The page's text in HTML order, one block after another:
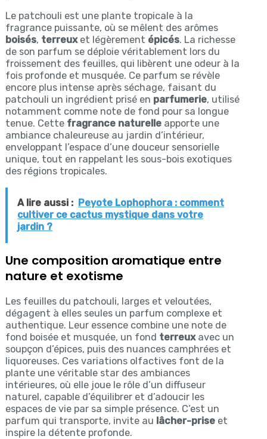
Le patchouli est une plante tropicale à la
fragrance puissante, où se mêlent des arômes
boisés, terreuxet légèrement épicés. La richesse
de son parfum se déploie véritablement lors du
froissement des feuilles, qui libèrent une odeur à la
fois profonde et musquée. Ce parfum se révèle
encore plus intense après séchage, faisant du
patchouli un ingrédient prisé en parfumerie, utilisé
notamment comme note de fond pour sa longue
tenue. Cette fragrance naturelleapporte une
ambiance chaleureuse au jardin d’intérieur,
enveloppant l’espace d’une douceur sensorielle
unique, tout en rappelant les sous-bois exotiques
des régions tropicales.
A lire aussi : Peyote Lophophora : comment
cultiver ce cactus mystique dans votre
jardin ?
Une composition aromatique entre
nature et exotisme
Les feuilles du patchouli, larges et veloutées,
dégagent à elles seules un parfum complexe et
authentique. Leur essence combine une note de
fond boisée et musquée, un fond terreuxavec un
soupçon d’épices, puis des nuances camphrées et
liquoreuses. Ces variations olfactives font de la
plante une véritable star des ambiances
intérieures, où elle joue le rôle d’un diffuseur
naturel, capable d’équilibrer et d’adoucir les
espaces de vie par sa simple présence. C’est un
parfum qui transporte, invite au lâcher-priseet
inspire la détente profonde.